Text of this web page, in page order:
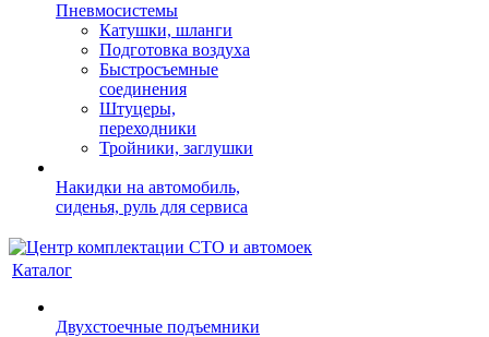
Пневмосистемы
Катушки, шланги
Подготовка воздуха
Быстросъемные
соединения
Штуцеры,
переходники
Тройники, заглушки
Накидки на автомобиль,
сиденья, руль для сервиса
Каталог
Двухстоечные подъемники